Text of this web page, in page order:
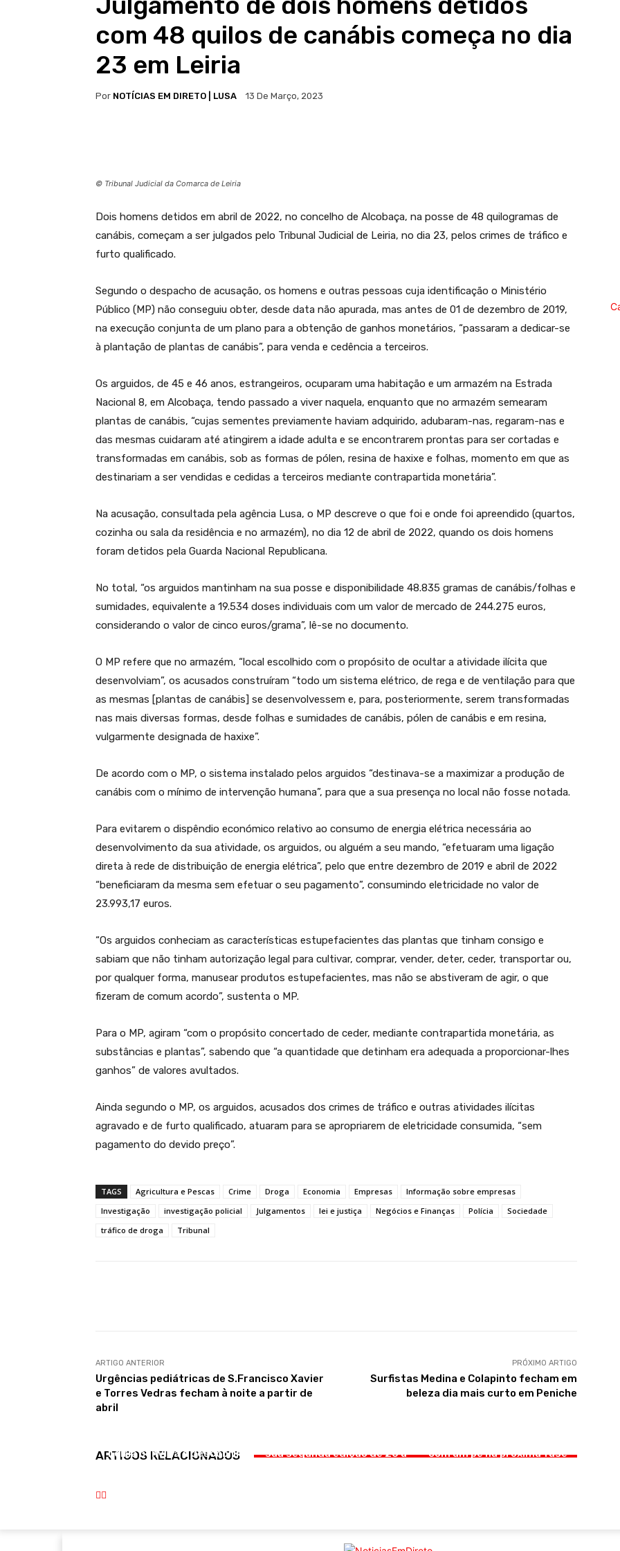
com 48 quilos de canábis começa no dia
23 em Leiria
Por NOTÍCIAS EM DIRETO | LUSA 13 De Março, 2023
© Tribunal Judicial da Comarca de Leiria
Dois homens detidos em abril de 2022, no concelho de Alcobaça, na posse de 48 quilogramas de
canábis, começam a ser julgados pelo Tribunal Judicial de Leiria, no dia 23, pelos crimes de tráfico e
furto qualificado.
Segundo o despacho de acusação, os homens e outras pessoas cuja identificação o Ministério
Público (MP) não conseguiu obter, desde data não apurada, mas antes de 01 de dezembro de 2019,
na execução conjunta de um plano para a obtenção de ganhos monetários, “passaram a dedicar-se
à plantação de plantas de canábis”, para venda e cedência a terceiros.
Os arguidos, de 45 e 46 anos, estrangeiros, ocuparam uma habitação e um armazém na Estrada
Nacional 8, em Alcobaça, tendo passado a viver naquela, enquanto que no armazém semearam
plantas de canábis, “cujas sementes previamente haviam adquirido, adubaram-nas, regaram-nas e
das mesmas cuidaram até atingirem a idade adulta e se encontrarem prontas para ser cortadas e
transformadas em canábis, sob as formas de pólen, resina de haxixe e folhas, momento em que as
destinariam a ser vendidas e cedidas a terceiros mediante contrapartida monetária”.
Na acusação, consultada pela agência Lusa, o MP descreve o que foi e onde foi apreendido (quartos,
cozinha ou sala da residência e no armazém), no dia 12 de abril de 2022, quando os dois homens
foram detidos pela Guarda Nacional Republicana.
No total, “os arguidos mantinham na sua posse e disponibilidade 48.835 gramas de canábis/folhas e
sumidades, equivalente a 19.534 doses individuais com um valor de mercado de 244.275 euros,
considerando o valor de cinco euros/grama”, lê-se no documento.
O MP refere que no armazém, “local escolhido com o propósito de ocultar a atividade ilícita que
desenvolviam”, os acusados construíram “todo um sistema elétrico, de rega e de ventilação para que
as mesmas [plantas de canábis] se desenvolvessem e, para, posteriormente, serem transformadas
nas mais diversas formas, desde folhas e sumidades de canábis, pólen de canábis e em resina,
vulgarmente designada de haxixe”.
De acordo com o MP, o sistema instalado pelos arguidos “destinava-se a maximizar a produção de
canábis com o mínimo de intervenção humana”, para que a sua presença no local não fosse notada.
Para evitarem o dispêndio económico relativo ao consumo de energia elétrica necessária ao
desenvolvimento da sua atividade, os arguidos, ou alguém a seu mando, “efetuaram uma ligação
direta à rede de distribuição de energia elétrica”, pelo que entre dezembro de 2019 e abril de 2022
“beneficiaram da mesma sem efetuar o seu pagamento”, consumindo eletricidade no valor de
23.993,17 euros.
“Os arguidos conheciam as características estupefacientes das plantas que tinham consigo e
sabiam que não tinham autorização legal para cultivar, comprar, vender, deter, ceder, transportar ou,
por qualquer forma, manusear produtos estupefacientes, mas não se abstiveram de agir, o que
fizeram de comum acordo”, sustenta o MP.
Para o MP, agiram “com o propósito concertado de ceder, mediante contrapartida monetária, as
substâncias e plantas”, sabendo que “a quantidade que detinham era adequada a proporcionar-lhes
ganhos” de valores avultados.
Ainda segundo o MP, os arguidos, acusados dos crimes de tráfico e outras atividades ilícitas
agravado e de furto qualificado, atuaram para se apropriarem de eletricidade consumida, “sem
pagamento do devido preço”.
TAGS Agricultura e Pescas Crime Droga Economia Empresas
Informação sobre empresas
Investigação
investigação policial Julgamentos lei e justiça Negócios e Finanças Polícia
Sociedade
tráfico de droga
Tribunal
ARTIGO ANTERIOR
Urgências pediátricas de S.Francisco Xavier
e Torres Vedras fecham à noite a partir de
abril
PRÓXIMO ARTIGO
Surfistas Medina e Colapinto fecham em
beleza dia mais curto em Peniche
ARTIGOS RELACIONADOS
Leiria convida a descobrir
sua segunda edição de 20 a
com um pé na próxima fase